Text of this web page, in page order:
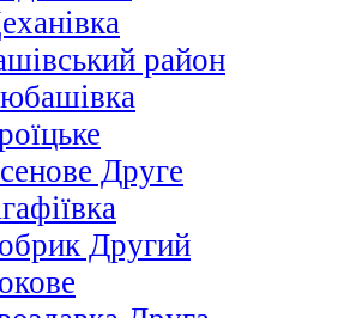
район
Друге
Другий